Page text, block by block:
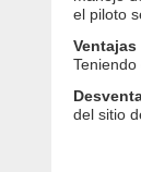
el piloto
del sitio